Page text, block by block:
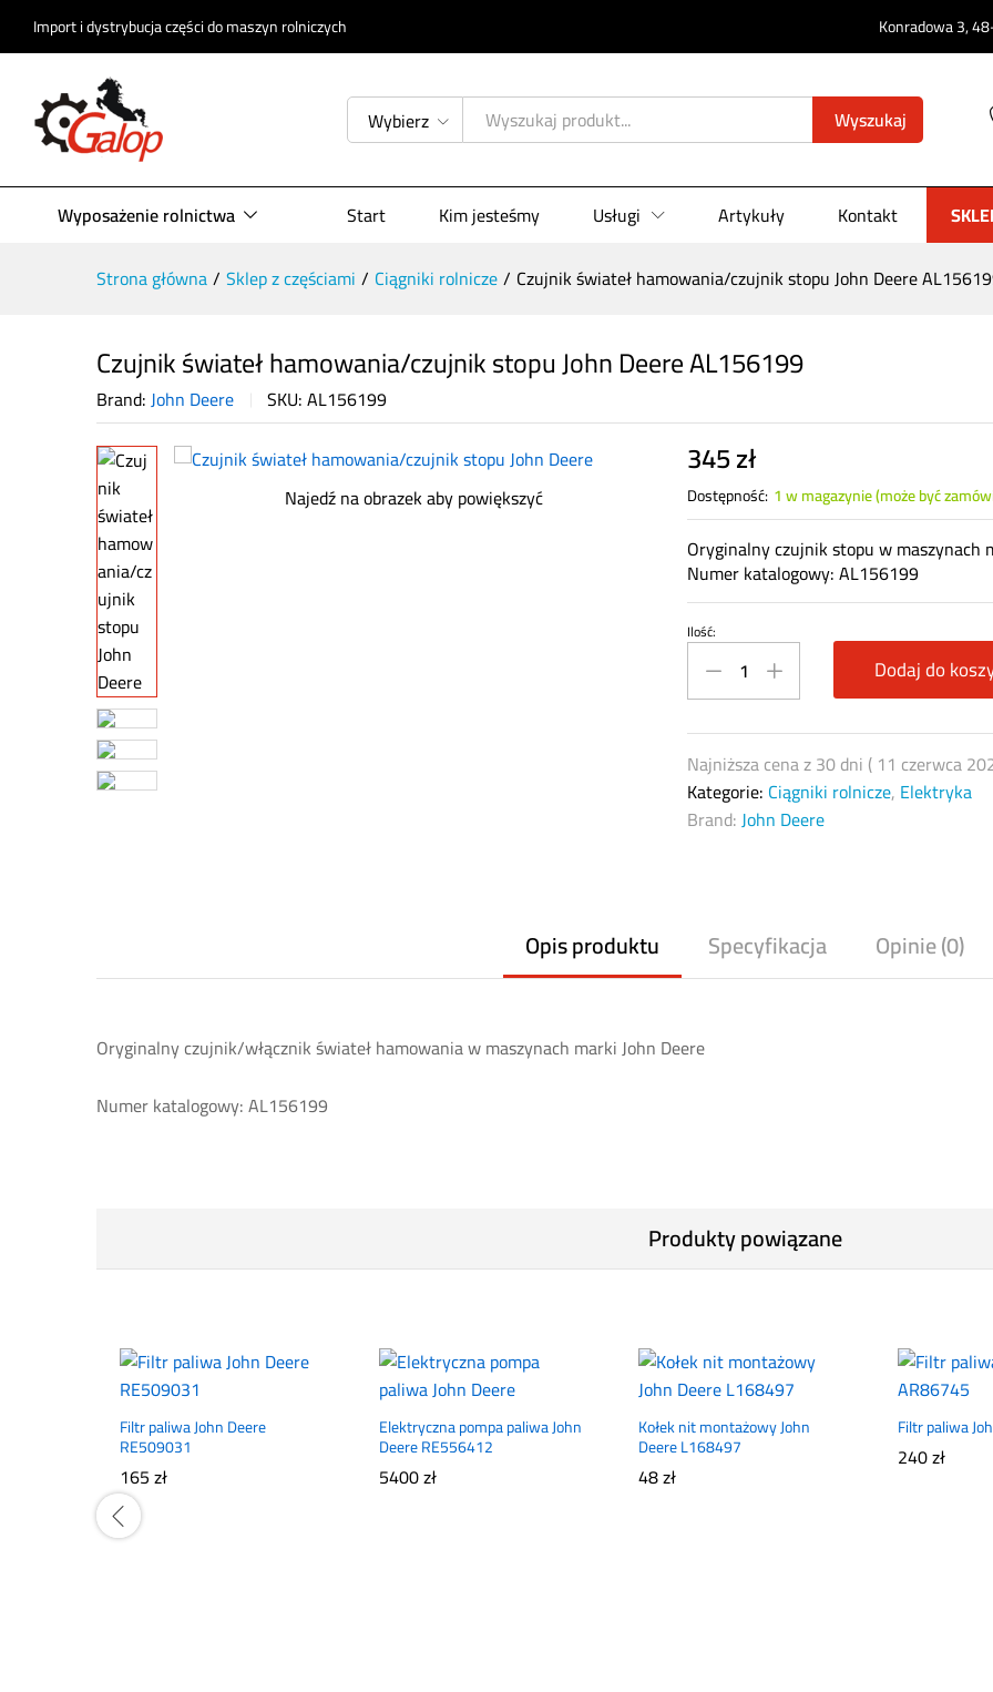
Import i dystrybucja części do maszyn rolniczych Konradowa 3,
Wybierz Wyszukaj
Wyposażenie rolnictwa Start Kim jesteśmy Usługi Artykuły Kontakt
Strona główna/ Sklep z częściami / Ciągniki rolnicze/ Czujnik świateł hamowania/czujnik stopu John Deere
Czujnik świateł hamowania/czujnik stopu John Deere AL156199
Brand:John Deere SKU:AL156199
Najedź na obrazek aby powiększyć
345zł
Dostępność: 1 w magazynie (może być
Oryginalny czujnik stopu w maszynach
Numer katalogowy: AL156199
Czujnik
świateł
hamowania/czujnik
Deere
AL156199
quantity
Ilość:
Dodaj do
Najniższa cena z 30 dni ( 11 czerwca
Kategorie: Ciągniki rolnicze, Elektryka
Brand:John Deere
Opis produktu Specyfikacja Opinie (0)
Oryginalny czujnik/włącznik świateł hamowania w maszynach marki John Deere
Numer katalogowy: AL156199
Produkty powiązane
Filtr paliwa John Deere
RE509031
165zł
Elektryczna pompa paliwa John
Deere RE556412
5400zł
Kołek nit montażowy John
Deere L168497
48zł
Filtr paliwa
240zł
Czujnik świateł hamowania/czujnik stopu John Deere AL156199
Specyfikacja Opinie (0)